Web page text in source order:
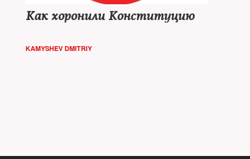
Как хоронили Конституцию
KAMYSHEV DMITRIY